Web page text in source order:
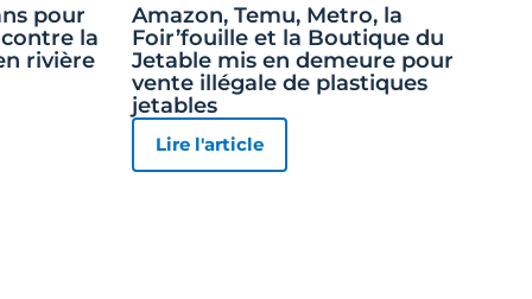
pour
la
rivière
Amazon, Temu, Metro, la
Foir’fouille et la Boutique du
Jetable mis en demeure pour
vente illégale de plastiques
jetables
Lire l'article